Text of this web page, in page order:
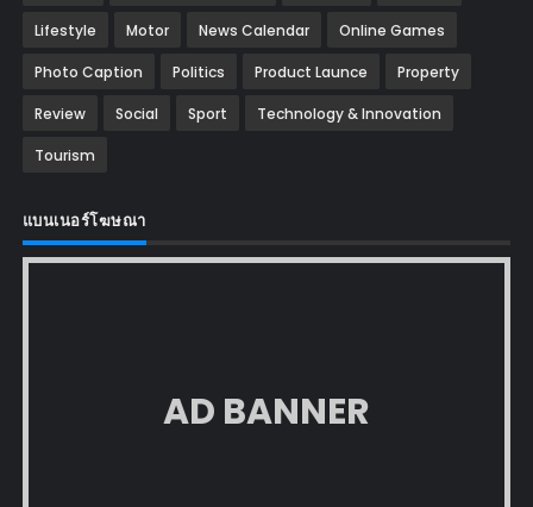
Lifestyle Motor News Calendar Online Games
Photo Caption Politics Product Launce Property
Review Social Sport Technology & Innovation
Tourism
แบนเนอร์โฆษณา
AD BANNER